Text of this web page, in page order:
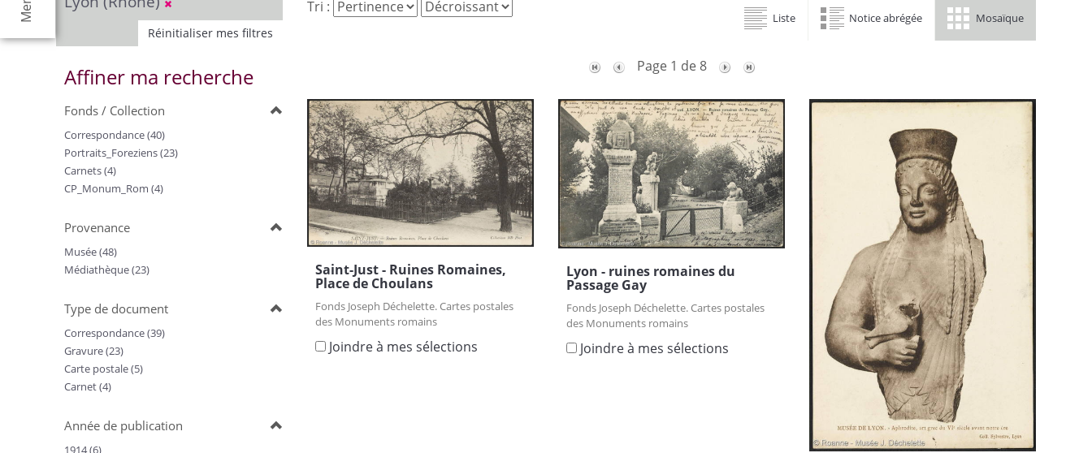
Réinitialiser mes filtres
Affiner ma recherche
Fonds / Collection
Correspondance (40)
Portraits_Foreziens (23)
Carnets (4)
CP_Monum_Rom (4)
Provenance
Musée (48)
Médiathèque (23)
Type de document
Correspondance (39)
Gravure (23)
Carte postale (5)
Carnet (4)
Année de publication
1914 (6)
Tri :
Liste Notice abrégée Mosaïque
Page 1 de 8
Saint-Just - Ruines Romaines,
Place de Choulans
Fonds Joseph Déchelette. Cartes postales
des Monuments romains
Joindre à mes sélections
Lyon - ruines romaines du
Passage Gay
Fonds Joseph Déchelette. Cartes postales
des Monuments romains
Joindre à mes sélections